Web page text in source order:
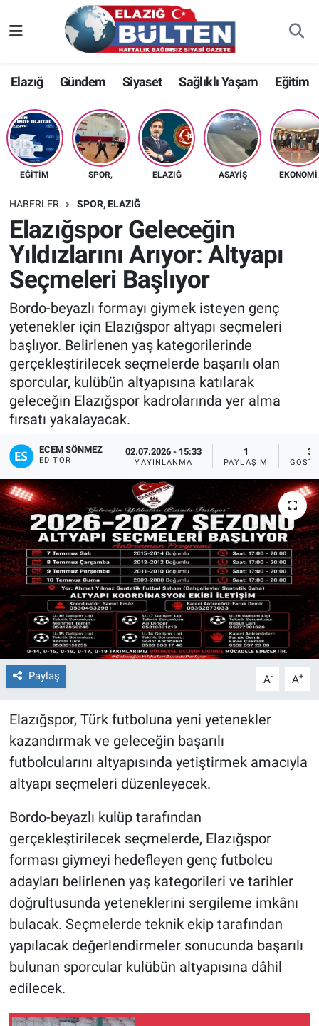
Elazığ Gündem Siyaset Sağlıklı Yaşam Eğitim
EĞITIM SPOR, ELAZIĞ ASAYIŞ EKONOMI
HABERLER SPOR, ELAZIĞ
Elazığspor Geleceğin
Yıldızlarını Arıyor: Altyapı
Seçmeleri Başlıyor
Bordo-beyazlı formayı giymek isteyen genç
yetenekler için Elazığspor altyapı seçmeleri
başlıyor. Belirlenen yaş kategorilerinde
gerçekleştirilecek seçmelerde başarılı olan
sporcular, kulübün altyapısına katılarak
geleceğin Elazığspor kadrolarında yer alma
fırsatı yakalayacak.
ECEM SÖNMEZ
EDITÖR
02.07.2026 - 15:33
YAYINLANMA
1
PAYLAŞIM
31
Paylaş A- A+
Elazığspor, Türk futboluna yeni yetenekler
kazandırmak ve geleceğin başarılı
futbolcularını altyapısında yetiştirmek amacıyla
altyapı seçmeleri düzenleyecek.
Bordo-beyazlı kulüp tarafından
gerçekleştirilecek seçmelerde, Elazığspor
forması giymeyi hedefleyen genç futbolcu
adayları belirlenen yaş kategorileri ve tarihler
doğrultusunda yeteneklerini sergileme imkânı
bulacak. Seçmelerde teknik ekip tarafından
yapılacak değerlendirmeler sonucunda başarılı
bulunan sporcular kulübün altyapısına dâhil
edilecek.
Asayiş
Bilim-Teknoloji
Eğitim
Ekonomi
Elazığ
Gündem
Kültür-Sanat
Sağlık
Sağlıklı Yaşam
Siyaset
Spor
Yaşam
Nöbetçi Eczaneler
Hava Durumu
Namaz Vakitleri
Trafik Durumu
Süper Lig Puan Durumu ve Fikstür
Tüm Manşetler
Son Dakika Haberleri
Haber Arşivi